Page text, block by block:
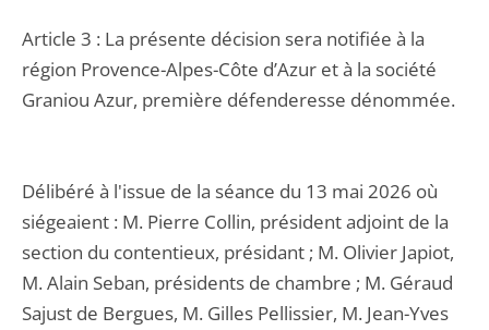
Article 3 : La présente décision sera notifiée à la
région Provence-Alpes-Côte d’Azur et à la société
Graniou Azur, première défenderesse dénommée.
Délibéré à l'issue de la séance du 13 mai 2026 où
siégeaient : M. Pierre Collin, président adjoint de la
section du contentieux, présidant ; M. Olivier Japiot,
M. Alain Seban, présidents de chambre ; M. Géraud
Sajust de Bergues, M. Gilles Pellissier, M. Jean-Yves